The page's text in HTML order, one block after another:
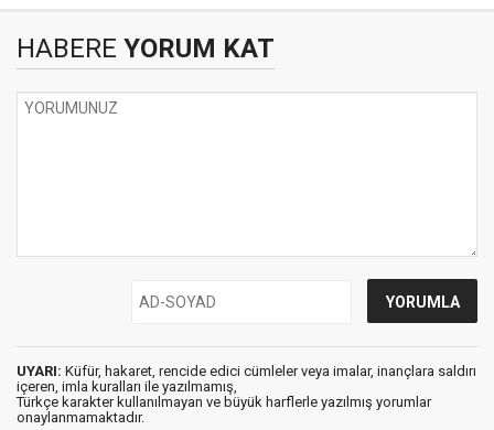
HABERE YORUM KAT
UYARI: Küfür, hakaret, rencide edici cümleler veya imalar, inançlara saldırı
içeren, imla kuralları ile yazılmamış,
Türkçe karakter kullanılmayan ve büyük harflerle yazılmış yorumlar
onaylanmamaktadır.